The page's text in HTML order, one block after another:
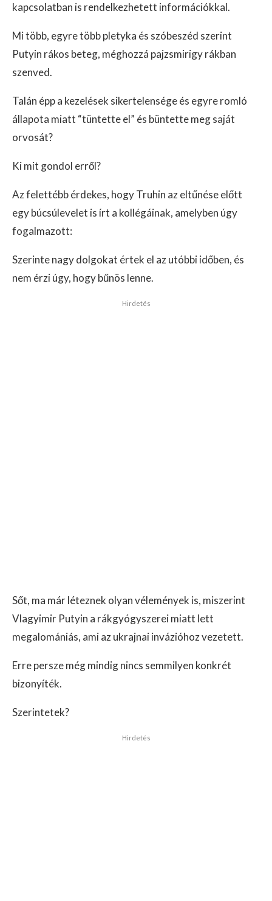
kapcsolatban is rendelkezhetett információkkal.
Mi több, egyre több pletyka és szóbeszéd szerint
Putyin rákos beteg, méghozzá pajzsmirigy rákban
szenved.
Talán épp a kezelések sikertelensége és egyre romló
állapota miatt “tüntette el” és büntette meg saját
orvosát?
Ki mit gondol erről?
Az felettébb érdekes, hogy Truhin az eltűnése előtt
egy búcsúlevelet is írt a kollégáinak, amelyben úgy
fogalmazott:
Szerinte nagy dolgokat értek el az utóbbi időben, és
nem érzi úgy, hogy bűnös lenne.
Hirdetés
Sőt, ma már léteznek olyan vélemények is, miszerint
Vlagyimir Putyin a rákgyógyszerei miatt lett
megalomániás, ami az ukrajnai invázióhoz vezetett.
Erre persze még mindig nincs semmilyen konkrét
bizonyíték.
Szerintetek?
Hirdetés